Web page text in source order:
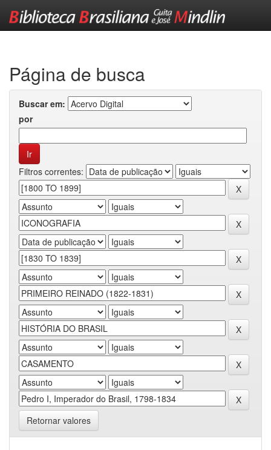
Página de busca
Buscar em:
por
Filtros correntes:
Retornar valores